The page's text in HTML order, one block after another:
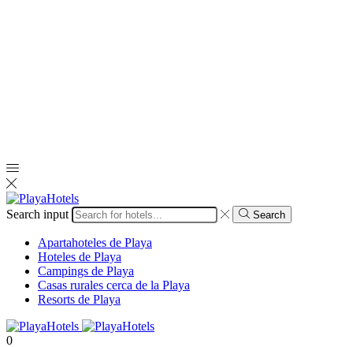
Search input Search
Apartahoteles de Playa
Hoteles de Playa
Campings de Playa
Casas rurales cerca de la Playa
Resorts de Playa
0